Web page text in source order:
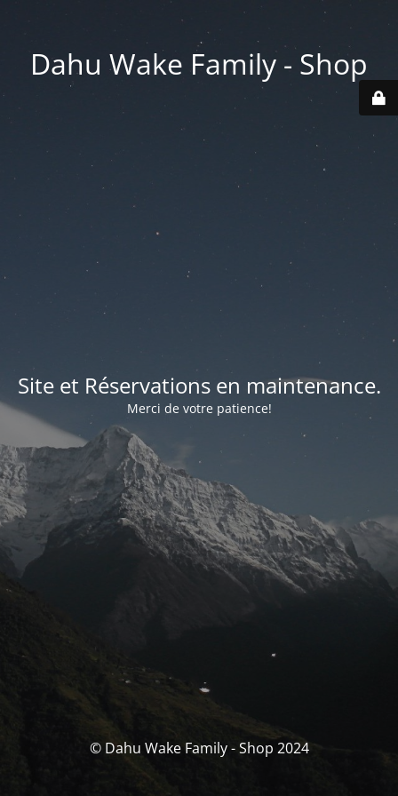
Dahu Wake Family - Shop
Site et Réservations en maintenance.
Merci de votre patience!
© Dahu Wake Family - Shop 2024